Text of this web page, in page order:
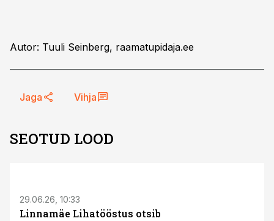
Autor: Tuuli Seinberg, raamatupidaja.ee
Jaga Vihja
SEOTUD LOOD
29.06.26, 10:33
Linnamäe Lihatööstus otsib